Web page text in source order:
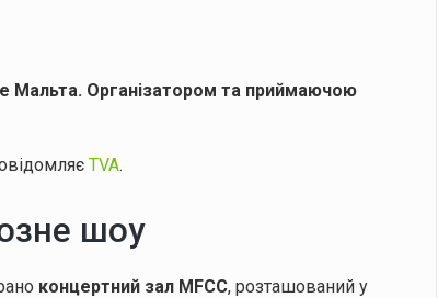
Мальта. Організатором та приймаючою
TVA.
шоу
концертний зал MFCC, розташований у